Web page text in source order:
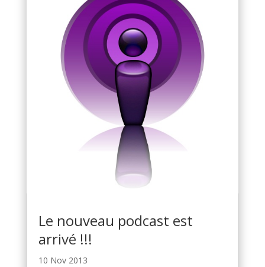
Le nouveau podcast est
arrivé !!!
10 Nov 2013